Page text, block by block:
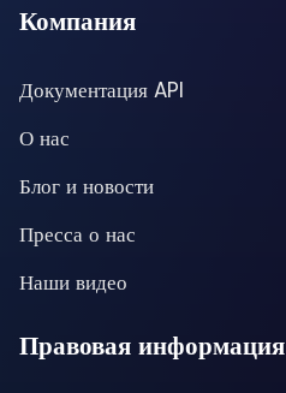
Компания
Документация API
О нас
Блог и новости
Пресса о нас
Наши видео
Правовая информация